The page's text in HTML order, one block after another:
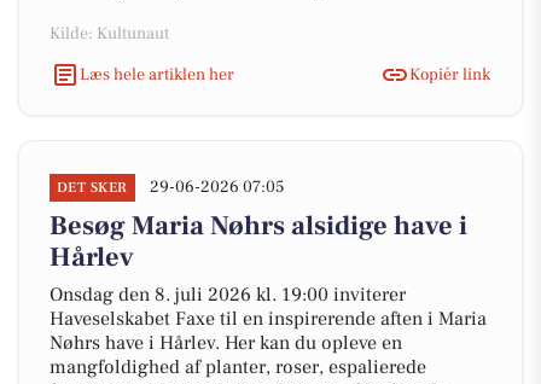
Kilde: Kultunaut
Læs hele artiklen her
Kopiér link
DET SKER 29-06-2026 07:05
Besøg Maria Nøhrs alsidige have i
Hårlev
Onsdag den 8. juli 2026 kl. 19:00 inviterer
Haveselskabet Faxe til en inspirerende aften i Maria
Nøhrs have i Hårlev. Her kan du opleve en
mangfoldighed af planter, roser, espalierede